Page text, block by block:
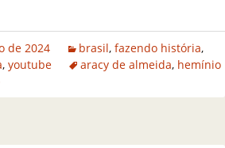
de 2024 brasil, fazendo história,
, youtube aracy de almeida, hemínio